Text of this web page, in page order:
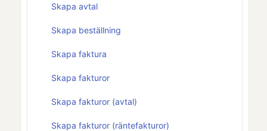
Skapa avtal
Skapa beställning
Skapa faktura
Skapa fakturor
Skapa fakturor (avtal)
Skapa fakturor (räntefakturor)